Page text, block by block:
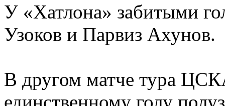
У «Хатлона» забитыми
Узоков и Парвиз Ахунов.
В другом матче тура
единственному голу